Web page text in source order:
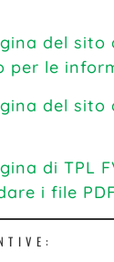
del
per le
del
di TPL
i file